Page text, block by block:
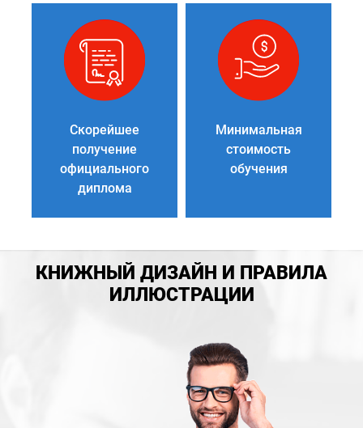
Скорейшее
получение
официального
диплома
Минимальная
стоимость
обучения
КНИЖНЫЙ ДИЗАЙН И ПРАВИЛА
ИЛЛЮСТРАЦИИ